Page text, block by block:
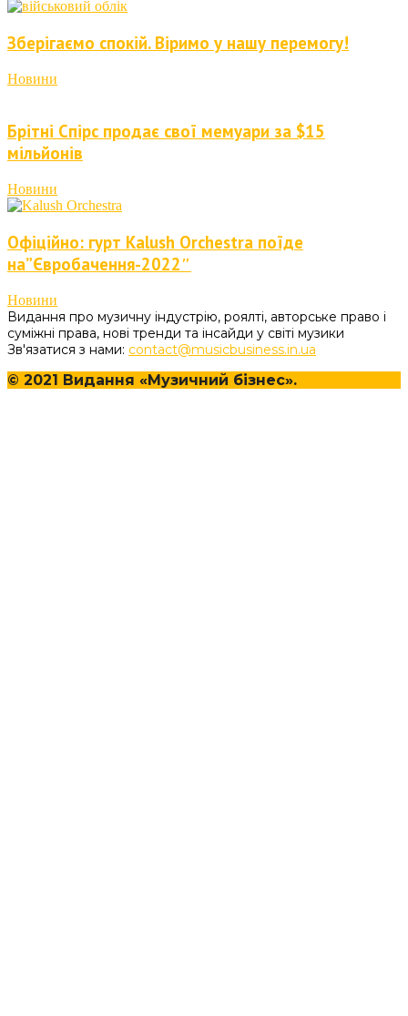
Зберігаємо спокій. Віримо у нашу перемогу!
Новини
Брітні Спірс продає свої мемуари за $15
мільйонів
Новини
Офіційно: гурт Kalush Orchestra поїде
на”Євробачення-2022″
Новини
Видання про музичну індустрію, роялті, авторське право і
суміжні права, нові тренди та інсайди у світі музики
Зв'язатися з нами: contact@musicbusiness.in.ua
© 2021 Видання «Музичний бізнес».